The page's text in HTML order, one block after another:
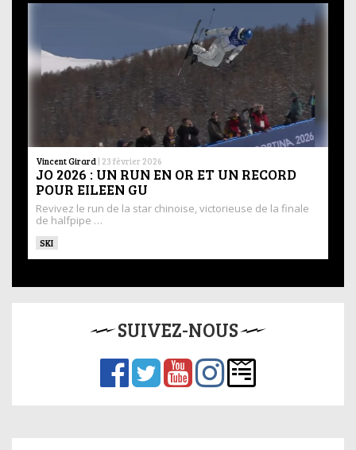
Vincent Girard | 23 février 2026
JO 2026 : UN RUN EN OR ET UN RECORD
POUR EILEEN GU
Revivez le run de la star chinoise, victorieuse de la finale
de halfpipe …
SKI
SUIVEZ-NOUS